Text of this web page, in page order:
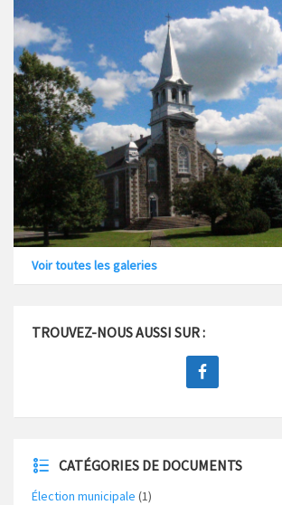
Voir toutes les galeries
TROUVEZ-NOUS AUSSI SUR :
CATÉGORIES DE DOCUMENTS
Élection municipale (1)